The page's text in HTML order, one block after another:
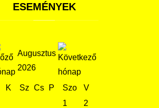
ESEMÉNYEK
Augusztus
2026
K Sz Cs P Szo
V
1
2